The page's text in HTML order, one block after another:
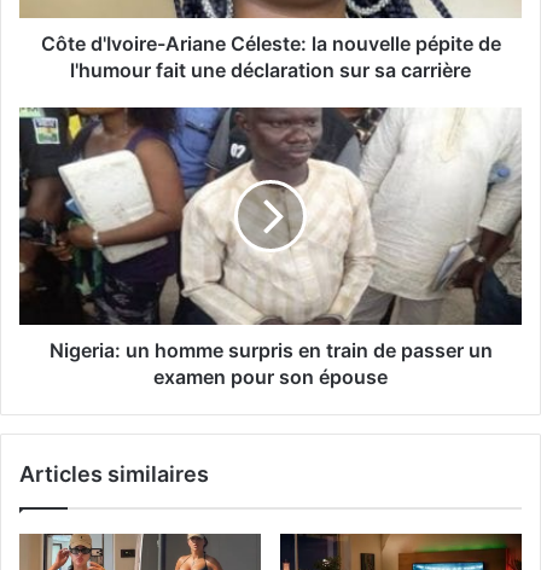
Côte d'Ivoire-Ariane Céleste: la nouvelle pépite de
l'humour fait une déclaration sur sa carrière
Nigeria: un homme surpris en train de passer un
examen pour son épouse
Articles similaires